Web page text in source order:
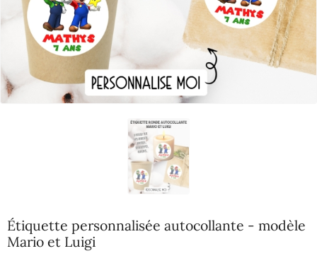
Étiquette personnalisée autocollante - modèle
Mario et Luigi